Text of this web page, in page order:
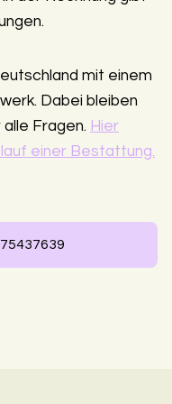
mit einem
Dabei bleiben
Fragen. Hier
einer Bestattung.